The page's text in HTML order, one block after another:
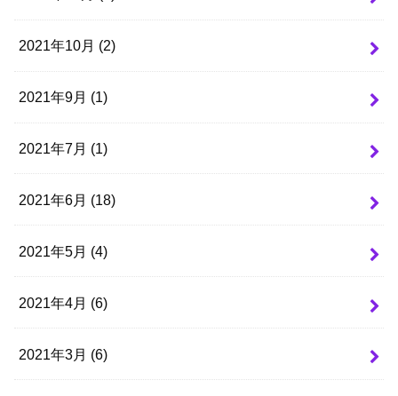
2021年10月 (2)
2021年9月 (1)
2021年7月 (1)
2021年6月 (18)
2021年5月 (4)
2021年4月 (6)
2021年3月 (6)